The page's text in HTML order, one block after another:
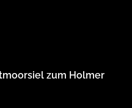
zum Holmer